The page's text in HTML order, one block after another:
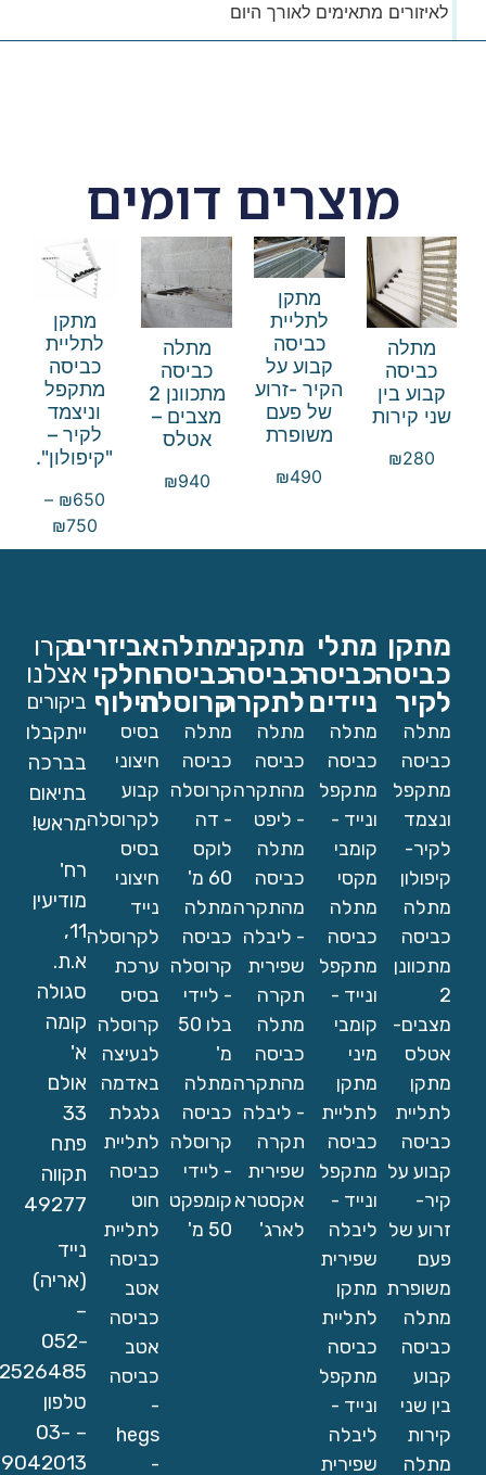
לאיזורים מתאימים לאורך היום
מוצרים דומים
מתלה
כביסה
קבוע בין
שני קירות
₪280
מתקן
לתליית
כביסה
קבוע על
הקיר -זרוע
של פעם
משופרת
₪490
מתלה
כביסה
מתכוונן 2
מצבים –
אטלס
₪940
מתקן
לתליית
כביסה
מתקפל
וניצמד
לקיר –
"קיפולון".
₪650
–
₪750
מתקן
כביסה
לקיר
מתלה
כביסה
מתקפל
ונצמד
לקיר-
קיפולון
מתלה
כביסה
מתכוונן
2
מצבים-
אטלס
מתקן
לתליית
כביסה
קבוע על
קיר-
זרוע של
פעם
משופרת
מתלה
כביסה
קבוע
בין שני
קירות
מתלה
מתלי
כביסה
ניידים
מתלה
כביסה
מתקפל
ונייד -
קומבי
מקסי
מתלה
כביסה
מתקפל
ונייד -
קומבי
מיני
מתקן
לתליית
כביסה
מתקפל
ונייד -
ליבלה
שפירית
מתקן
לתליית
כביסה
מתקפל
ונייד -
ליבלה
שפירית
מתקני
כביסה
לתקרה
מתלה
כביסה
מהתקרה
- ליפט
מתלה
כביסה
מהתקרה
- ליבלה
שפירית
תקרה
מתלה
כביסה
מהתקרה
- ליבלה
תקרה
שפירית
אקסטרא
לארג'
מתלה
כביסה
קרוסלה
מתלה
כביסה
קרוסלה
- דה
לוקס
60 מ'
מתלה
כביסה
קרוסלה
- ליידי
בלו 50
מ'
מתלה
כביסה
קרוסלה
- ליידי
קומפקט
50 מ'
אביזרים
וחלקי
חילוף
בסיס
חיצוני
קבוע
לקרוסלה
בסיס
חיצוני
נייד
לקרוסלה
ערכת
בסיס
קרוסלה
לנעיצה
באדמה
גלגלת
לתליית
כביסה
חוט
לתליית
כביסה
אטב
כביסה
אטב
כביסה
-
hegs
-
בקרו
אצלנו
ביקורים
ייתקבלו
בברכה
בתיאום
מראש!
רח'
מודיעין
11,
א.ת.
סגולה
קומה
א'
אולם
33
פתח
תקווה
49277
נייד
(אריה)
–
052-
2526485
טלפון
– 03-
9042013